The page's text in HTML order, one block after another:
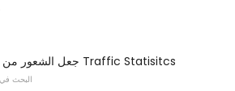
جعل الشعور من بلوق Traffic Statisitcs
البحث